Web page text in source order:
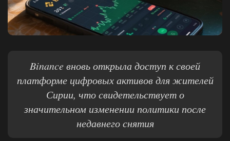
Binance вновь открыла доступ к своей
платформе цифровых активов для жителей
Сирии, что свидетельствует о
значительном изменении политики после
недавнего снятия